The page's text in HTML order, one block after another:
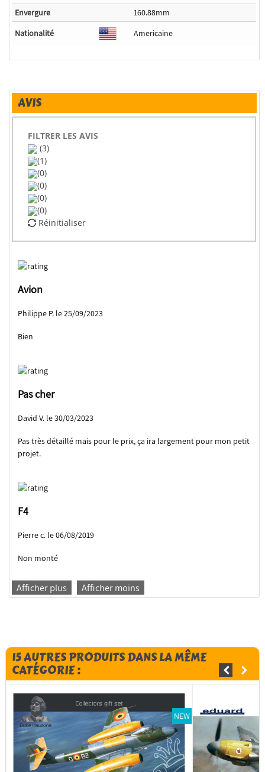
Envergure
160.88mm
Nationalité
Americaine
AVIS
FILTRER LES AVIS
(3)
(1)
(0)
(0)
(0)
(0)
Réinitialiser
Avion
Philippe P. le 25/09/2023
Bien
Pas cher
David V. le 30/03/2023
Pas très détaillé mais pour le prix, ça ira largement pour mon petit
projet.
F4
Pierre c. le 06/08/2019
Non monté
Afficher plus Afficher moins
15 AUTRES PRODUITS DANS LA MÊME
CATÉGORIE :
NEW